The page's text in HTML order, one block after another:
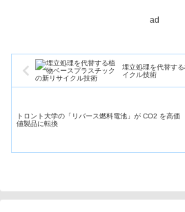
ら...
ad
埋立処理を代替す
イクル技術
トロント大学の「リバース燃料電池」が CO2 を高価
値製品に転換